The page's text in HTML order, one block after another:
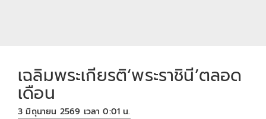
เฉลิมพระเกียรติ‘พระราชินี’ตลอด
เดือน
3 มิถุนายน 2569 เวลา 0:01 น.